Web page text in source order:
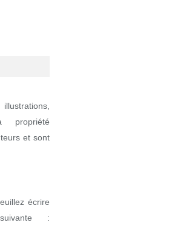
propriété
et sont
écrire
: